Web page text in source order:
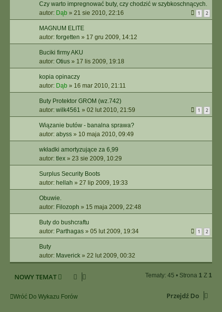
Czy warto impregnować buty, czy chodzić w szybkoschnących.
autor: Dąb » 21 sie 2010, 22:16 1 2
MAGNUM ELITE
autor: forgetten » 17 gru 2009, 14:12
Buciki firmy AKU
autor: Otius » 17 lis 2009, 19:18
kopia opinaczy
autor: Dąb » 16 mar 2010, 21:11
Buty Protektor GROM (wz.742)
autor: wilk4561 » 02 lut 2010, 21:59 1 2
Wiązanie butów - banalna sprawa?
autor: abyss » 10 maja 2010, 09:49
wkładki amortyzujące za 6,99
autor: tlex » 23 sie 2009, 10:29
Surplus Security Boots
autor: hellah » 27 lip 2009, 19:33
Obuwie.
autor: Filozoph » 15 maja 2009, 22:48
Buty do bushcraftu
autor: Parthagas » 05 lut 2009, 19:34 1 2
Buty
autor: Maverick » 22 lut 2009, 00:32
NOWY TEMAT Tematy: 45 • Strona 1 Z 1
Wróć Do Wykazu Forów Przejdź Do